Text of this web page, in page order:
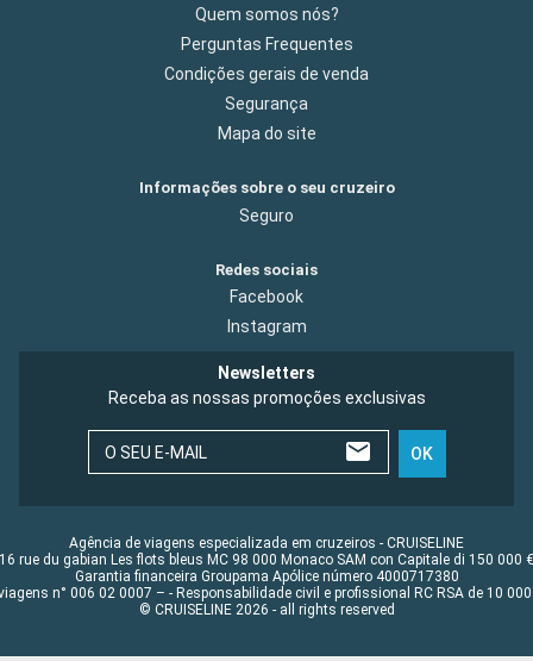
Quem somos nós?
Perguntas Frequentes
Condições gerais de venda
Segurança
Mapa do site
Informações sobre o seu cruzeiro
Seguro
Redes sociais
Facebook
Instagram
Newsletters
Receba as nossas promoções exclusivas
O SEU E-MAIL OK
Agência de viagens especializada em cruzeiros - CRUISELINE
16 rue du gabian Les flots bleus MC 98 000 Monaco SAM con Capitale di 150 000 €
Garantia financeira Groupama Apólice número 4000717380
n° 006 02 0007 – - Responsabilidade civil e profissional RC RSA de 10 000
© CRUISELINE 2026 - all rights reserved